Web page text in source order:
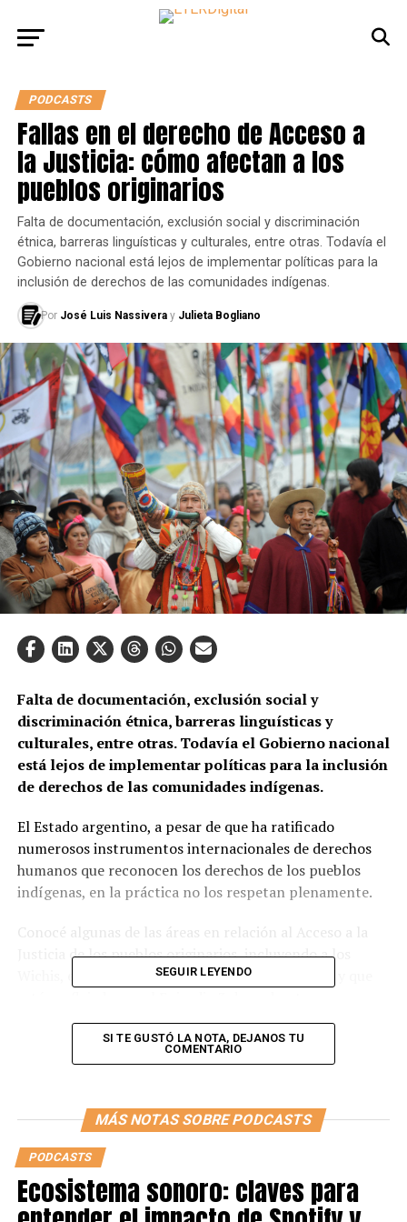
PODCASTS
Fallas en el derecho de Acceso a
la Justicia: cómo afectan a los
pueblos originarios
Falta de documentación, exclusión social y discriminación
étnica, barreras linguísticas y culturales, entre otras. Todavía el
Gobierno nacional está lejos de implementar políticas para la
inclusión de derechos de las comunidades indígenas.
Por José Luis Nassiveray Julieta Bogliano
Falta de documentación, exclusión social y
discriminación étnica, barreras linguísticas y
culturales, entre otras. Todavía el Gobierno nacional
está lejos de implementar políticas para la inclusión
de derechos de las comunidades indígenas.
El Estado argentino, a pesar de que ha ratificado
numerosos instrumentos internacionales de derechos
humanos que reconocen los derechos de los pueblos
indígenas, en la práctica no los respetan plenamente.
Conocé algunas de las áreas en relación al Acceso a la
Justicia de los pueblos originarios, incluyendo a los
Wichis, en los que aún falla el Gobierno nacional y que
“Vulnerabilidades y DDHH” como son:
Falta de reconocimiento y respeto a los derechos de los
en estos instrumentos, como el derecho a la tierra, el
derecho a la consulta y el derecho a la participación
efectiva, no se implementan de manera adecuada.
Falta de acceso a servicios básicos como a la salud, la
educación y el agua potable.
SEGUIR LEYENDO
SI TE GUSTÓ LA NOTA, DEJANOS TU
COMENTARIO
MÁS NOTAS SOBRE PODCASTS
PODCASTS
Ecosistema sonoro: claves para